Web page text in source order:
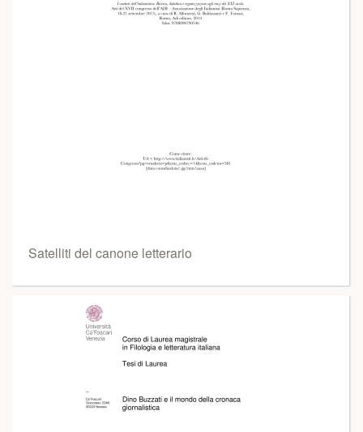
Satelliti del canone letterario